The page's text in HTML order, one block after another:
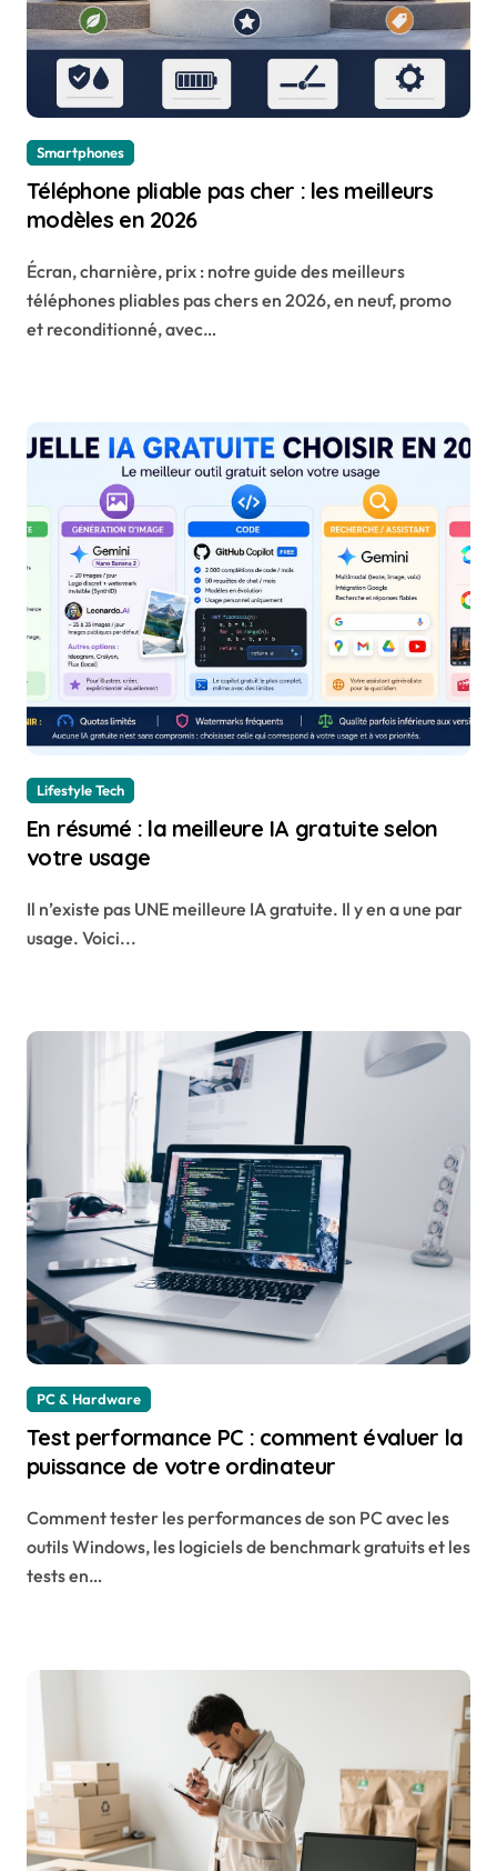
Smartphones
Téléphone pliable pas cher : les meilleurs
modèles en 2026
Écran, charnière, prix : notre guide des meilleurs
téléphones pliables pas chers en 2026, en neuf, promo
et reconditionné, avec…
Lifestyle Tech
En résumé : la meilleure IA gratuite selon
votre usage
Il n’existe pas UNE meilleure IA gratuite. Il y en a une par
usage. Voici...
PC & Hardware
Test performance PC : comment évaluer la
puissance de votre ordinateur
Comment tester les performances de son PC avec les
outils Windows, les logiciels de benchmark gratuits et les
tests en…